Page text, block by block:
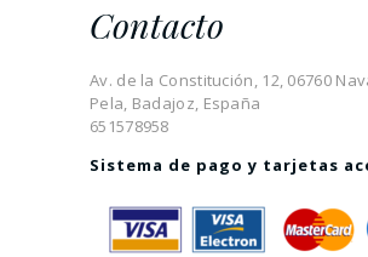
Contacto
Av. de la Constitución, 12, 06760
Pela, Badajoz, España
651578958
Sistema de pago y tarjetas